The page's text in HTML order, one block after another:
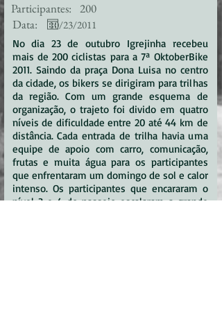
Participantes: 200
Data:
No dia 23 de outubro Igrejinha recebeu
mais de 200 ciclistas para a 7ª OktoberBike
2011. Saindo da praça Dona Luisa no centro
da cidade, os bikers se dirigiram para trilhas
da região. Com um grande esquema de
organização, o trajeto foi divido em quatro
níveis de dificuldade entre 20 até 44 km de
distância. Cada entrada de trilha havia uma
equipe de apoio com carro, comunicação,
frutas e muita água para os participantes
que enfrentaram um domingo de sol e calor
intenso. Os participantes que encararam o
nível 3 e 4 do passeio escalaram a grande